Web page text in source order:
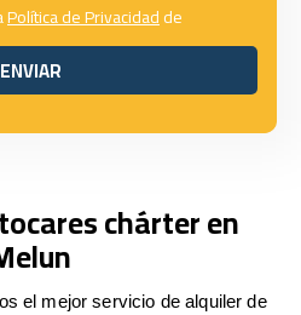
Política de Privacidadde
ENVIAR
ENVIAR
chárter en
el mejor servicio de alquiler de